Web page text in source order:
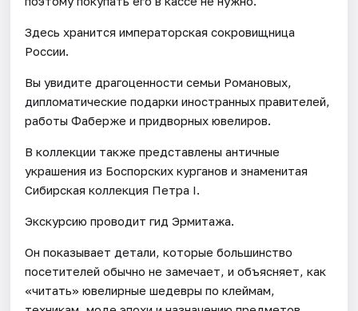
Здесь хранится императорская сокровищница
России.
Вы увидите драгоценности семьи Романовых,
дипломатические подарки иностранных правителей,
работы Фаберже и придворных ювелиров.
В коллекции также представлены античные
украшения из Боспорских курганов и знаменитая
Сибирская коллекция Петра I.
Экскурсию проводит гид Эрмитажа.
Он показывает детали, которые большинство
посетителей обычно не замечает, и объясняет, как
«читать» ювелирные шедевры по клеймам,